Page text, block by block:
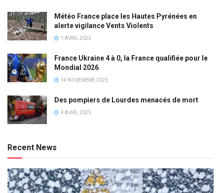
Météo France place les Hautes Pyrénées en
alerte vigilance Vents Violents
1 AVRIL 2025
France Ukraine 4 à 0, la France qualifiée pour le
Mondial 2026
14 NOVEMBRE 2025
Des pompiers de Lourdes menacés de mort
4 AVRIL 2025
Recent News